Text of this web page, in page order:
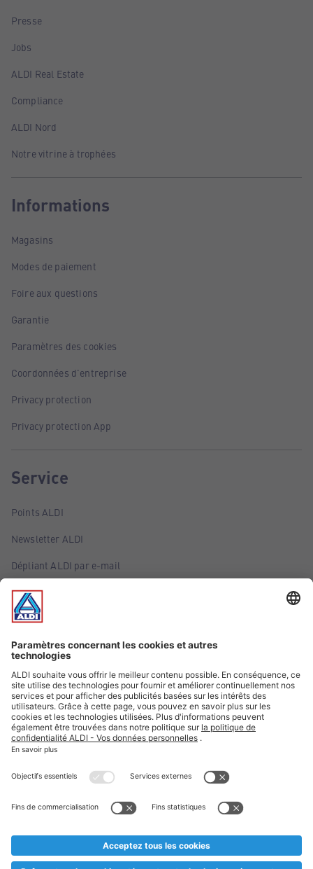
Presse
Jobs
ALDI Real Estate
Compliance
ALDI Nord
Notre vitrine à trophées
Informations
Magasins
Modes de paiement
Foire aux questions
Garantie
Paramètres des cookies
Coordonnées d'entreprise
Privacy protection
Privacy protection App
Service
Points ALDI
Newsletter ALDI
Dépliant ALDI par e-mail
Offres
Infos essentielles
Suivez ALDI Belgique
Textes marqués d'un astérisque et mentions légales
* Nous vendons ces articles temporairement et jusqu'à
au cas où, malgré le planning bien étudié, nous serions
prématurément en rupture de stock. Prix Recupel et TVA incl.
** Sur ce site, l’utilisation de la forme masculine a été adoptée